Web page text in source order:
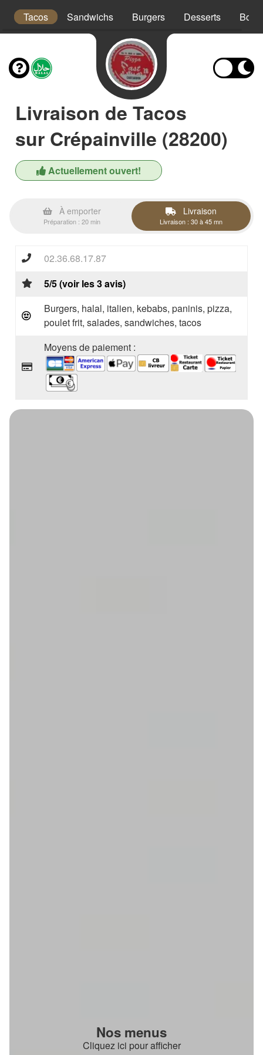
Tacos Sandwichs Burgers Desserts
Livraison de Tacos
sur Crépainville (28200)
Actuellement ouvert!
À emporter
Préparation : 20 min
Livraison
Livraison : 30 à 45 mn
02.36.68.17.87
5/5 (voir les 3 avis)
Burgers, halal, italien, kebabs, paninis, pizza,
poulet frit, salades, sandwiches, tacos
Moyens de paiement :
Nos menus
Cliquez ici pour afficher